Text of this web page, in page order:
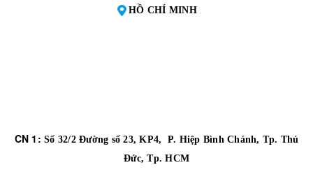
HỒ CHÍ MINH
CN 1: Số 32/2 Đường số 23, KP4, P. Hiệp Bình Chánh, Tp. Thủ
Đức, Tp. HCM